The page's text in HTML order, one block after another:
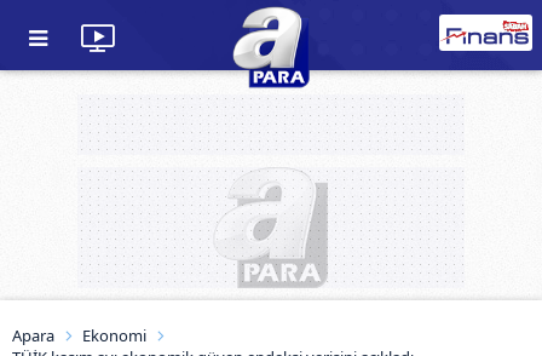
Apara
Ekonomi